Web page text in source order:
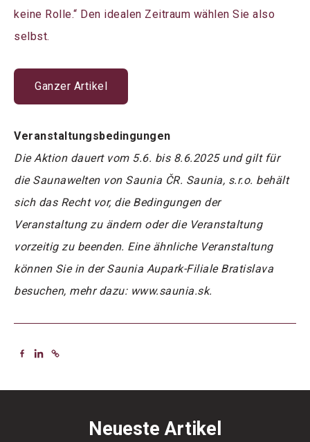
keine Rolle.“ Den idealen Zeitraum wählen Sie also
selbst.
Ganzer Artikel
Veranstaltungsbedingungen
Die Aktion dauert vom 5.6. bis 8.6.2025 und gilt für
die Saunawelten von Saunia ČR. Saunia, s.r.o. behält
sich das Recht vor, die Bedingungen der
Veranstaltung zu ändern oder die Veranstaltung
vorzeitig zu beenden. Eine ähnliche Veranstaltung
können Sie in der Saunia Aupark-Filiale Bratislava
besuchen, mehr dazu: www.saunia.sk.
Neueste Artikel